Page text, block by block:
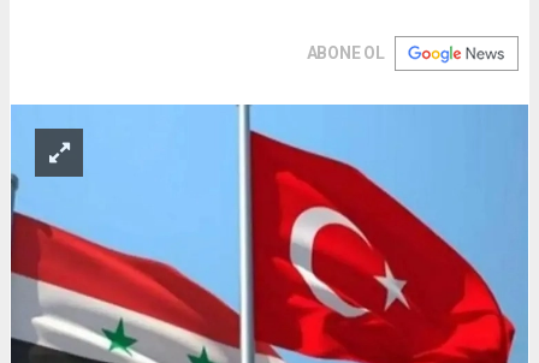
ABONE OL